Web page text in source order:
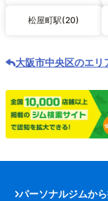
松屋町駅(20)
大阪市中央区のエリ
パーソナルジムか